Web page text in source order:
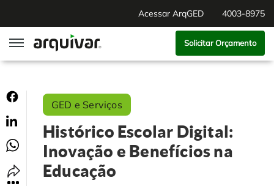
Acessar ArqGED 4003-8975
ArqSign
Soluções
Gestão de Documentos
Segmentos
Solicitar Orçamento
GED e Serviços
Histórico Escolar Digital:
Inovação e Benefícios na
Educação